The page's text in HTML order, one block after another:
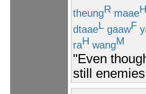
theungR maaeH
dtaaeL gaawF
raH wangM
"Even
still